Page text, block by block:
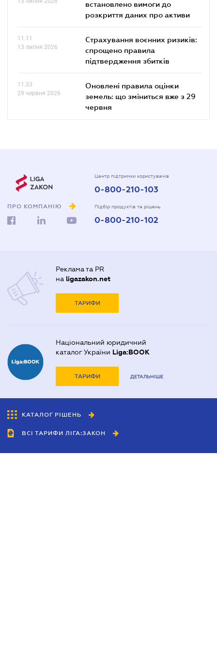
встановлено вимоги до
розкриття даних про активи
11.11
13 липня 2026
Страхування воєнних ризиків:
спрощено правила
підтвердження збитків
11.33
29 червня 2026
Оновлені правила оцінки
земель: що зміниться вже з 29
червня
ПРО КОМПАНІЮ
Центр підтримки користувачів
0-800-210-103
Підбір продуктів та рішень
0-800-210-102
Реклама та PR
на ligazakon.net
ТАРИФИ
Національний юридичний
каталог України Liga:BOOK
ТАРИФИ ДЕТАЛЬНІШЕ
КАТАЛОГ РІШЕНЬ
ВСІ ТАРИФИ ЛІГА:ЗАКОН